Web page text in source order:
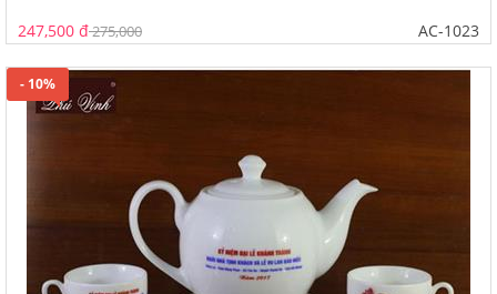
247,500 đ275,000 AC-1023
- 10%